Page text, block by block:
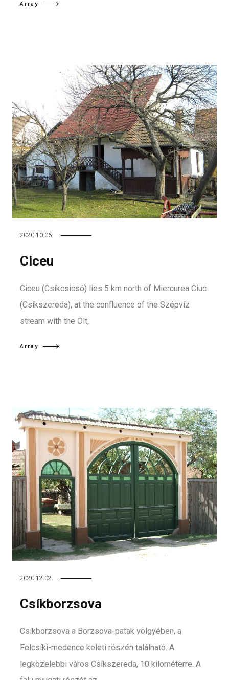
Array
2020.10.06.
Ciceu
Ciceu (Csíkcsicsó) lies 5 km north of Miercurea Ciuc
(Csíkszereda), at the confluence of the Szépvíz
stream with the Olt,
Array
2020.12.02.
Csíkborzsova
Csíkborzsova a Borzsova-patak völgyében, a
Felcsíki-medence keleti részén található. A
legközelebbi város Csíkszereda, 10 kilométerre. A